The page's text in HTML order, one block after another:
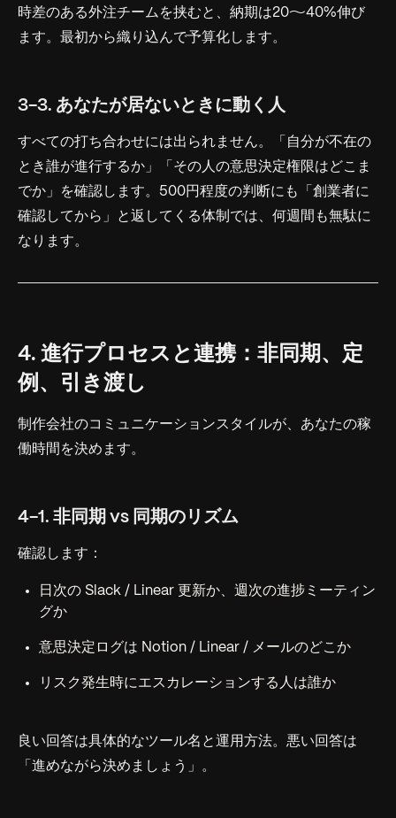
時差のある外注チームを挟むと、納期は20〜40%伸び
ます。最初から織り込んで予算化します。
3-3. あなたが居ないときに動く人
すべての打ち合わせには出られません。「自分が不在の
とき誰が進行するか」「その人の意思決定権限はどこま
でか」を確認します。500円程度の判断にも「創業者に
確認してから」と返してくる体制では、何週間も無駄に
なります。
4. 進行プロセスと連携：非同期、定
例、引き渡し
制作会社のコミュニケーションスタイルが、あなたの稼
働時間を決めます。
4-1. 非同期 vs 同期のリズム
確認します：
日次の Slack / Linear 更新か、週次の進捗ミーティン
グか
意思決定ログは Notion / Linear / メールのどこか
リスク発生時にエスカレーションする人は誰か
良い回答は具体的なツール名と運用方法。悪い回答は
「進めながら決めましょう」。